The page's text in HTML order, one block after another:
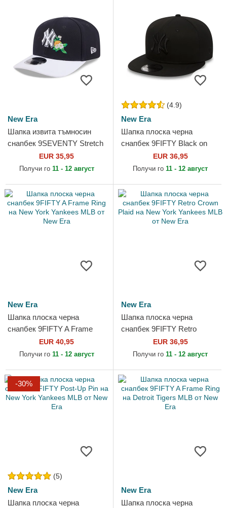
New Era
Шапка извита тъмносин
снапбек 9SEVENTY Stretch
Snap Flower на New York
Yankees MLB от New Era
EUR 35,95
Получи го 11 - 12 август
(4.9)
New Era
Шапка плоска черна
снапбек 9FIFTY Black on
Black на New York Yankees
MLB от New Era
EUR 36,95
Получи го 11 - 12 август
New Era
Шапка плоска черна
снапбек 9FIFTY A Frame
Ring на New York Yankees
MLB от New Era
EUR 40,95
Получи го 11 - 12 август
New Era
Шапка плоска черна
снапбек 9FIFTY Retro
Crown Plaid на New York
Yankees MLB от New Era
EUR 36,95
Получи го 11 - 12 август
-30%
(5)
New Era
Шапка плоска черна
New Era
Шапка плоска черна